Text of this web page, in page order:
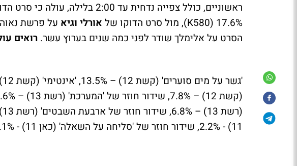
ראשוניים, כולל צפייה נדחית עד 2:00 בלילה, עולה כי סרט הדוקו
17.6% (580
K), מול סרט הדוקו של אורלי וגיא על פרשת נאוה אלימלך
הסרט על אלימלך שודר לפני כמה שנים בערוץ עשר. רואים
11) - 2.2%, שידור חוזר של 'סליחה על השאלה' (כאן 11) - 2.1%.